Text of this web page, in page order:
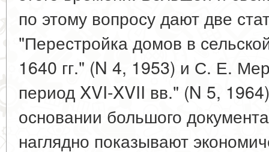
по этому вопросу дают две
"Перестройка домов в
1640 гг." (N 4, 1953) и С. Е.
период XVI-XVII вв." (N 5,
основании большого
наглядно показывают